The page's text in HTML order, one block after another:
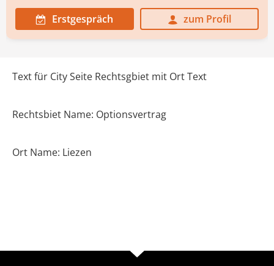
Erstgespräch zum Profil
Text für City Seite Rechtsgbiet mit Ort Text
Rechtsbiet Name: Optionsvertrag
Ort Name: Liezen